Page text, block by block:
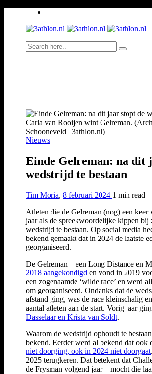
Carla van Rooijen wint Gelreman.
Schooneveld | 3athlon.nl)
Nieuws
Einde Gelreman: na dit
wedstrijd te bestaan
Tim Moria, 8 februari 2024 1 min read
Atleten die de Gelreman (nog) een
jaar als de spreekwoordelijke kippen bij
wedstrijd te bestaan. Op social media
bekend gemaakt dat in 2024 de laatste
georganiseerd.
De Gelreman – een Long Distance en
2018 aangekondigd en vond in 2019
een zogenaamde ‘wilde race’ en werd
om georganiseerd. Ondanks dat de
afstand ging, was de race kleinschalig
aantal atleten aan de start. Vorig jaar
Dasselaar en Krista van Soldt.
Waarom de wedstrijd ophoudt te
bekend. Eerder werd al bekend dat ook
niet doorging, ook in 2024 niet doorgaat
2025 terugkeren. Dat betekent dat
de Frysman volgend jaar – mocht die